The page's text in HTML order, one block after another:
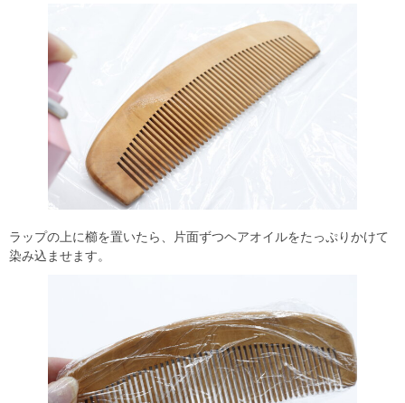
ラップの上に櫛を置いたら、片面ずつヘアオイルをたっぷりかけて
染み込ませます。